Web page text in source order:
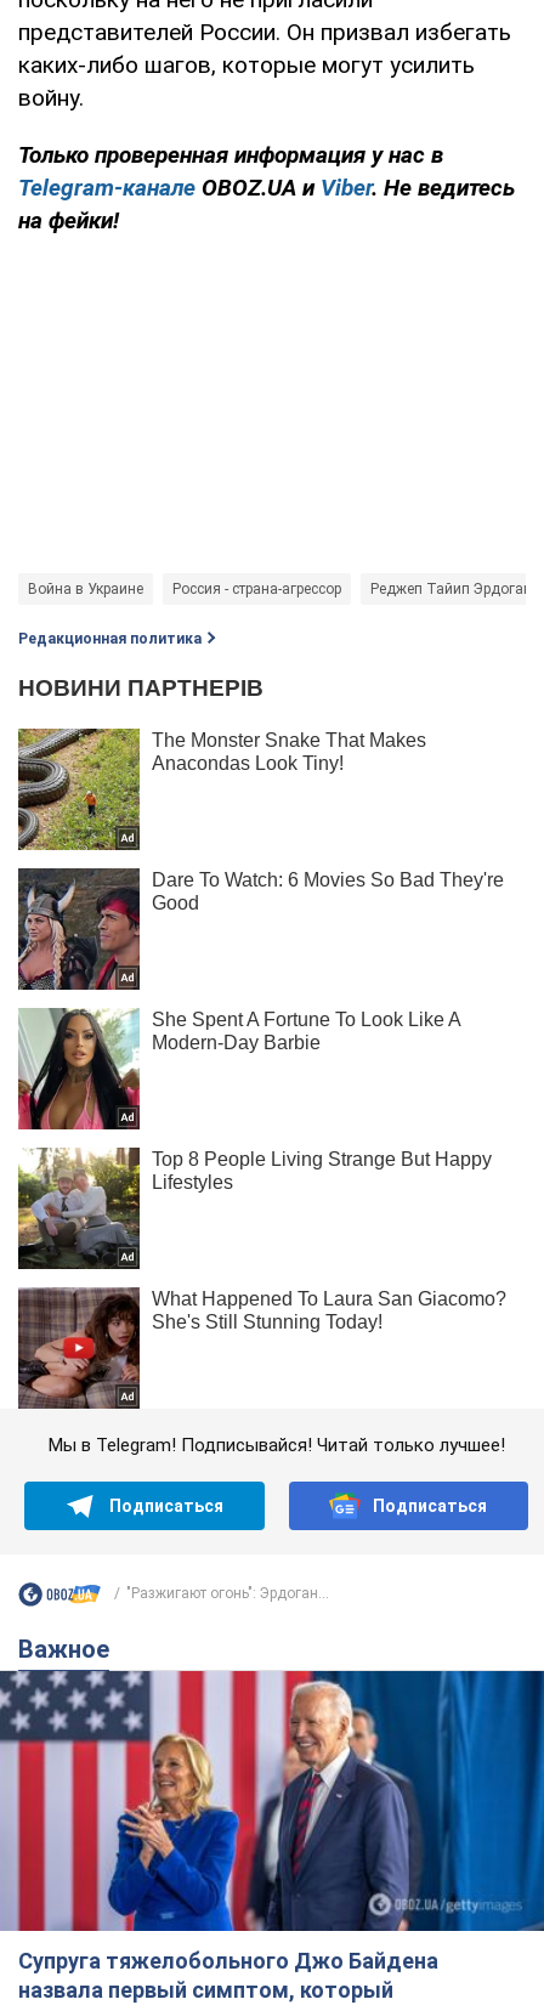
представителей России. Он призвал избегать
каких-либо шагов, которые могут усилить
войну.
Только проверенная информация у нас в
Telegram-канале OBOZ.UA и Viber. Не ведитесь
на фейки!
Война в Украине Россия - страна-агрессор Реджеп Тайип Эрдоган
Редакционная политика
Мы в Telegram! Подписывайся! Читай только лучшее!
Подписаться Подписаться
"Разжигают огонь": Эрдоган...
Важное
Супруга тяжелобольного Джо Байдена
назвала первый симптом, который